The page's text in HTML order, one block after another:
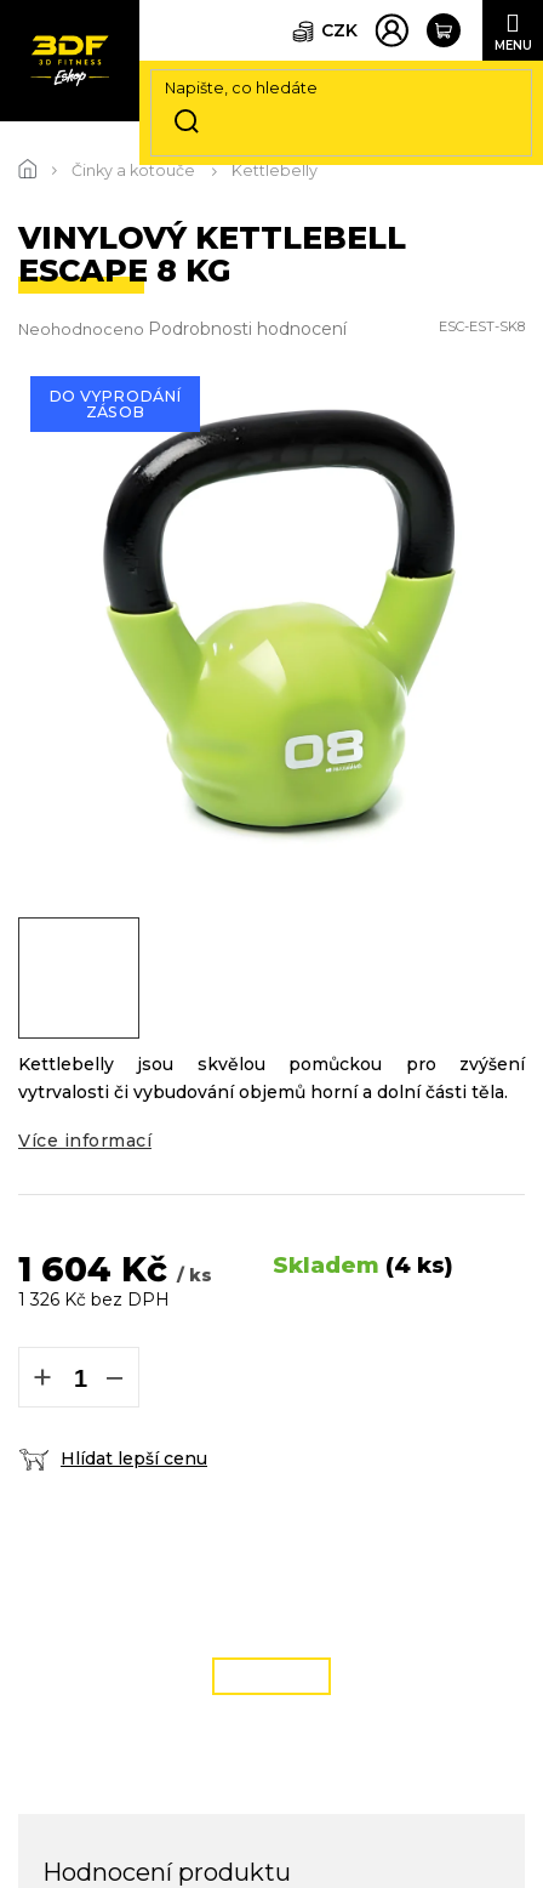
na
CZK
Činky a kotouče Kettlebelly
VINYLOVÝ KETTLEBELL
ESCAPE 8 KG
ESC-EST-SK8
Průměrné
produktu
Neohodnoceno Podrobnosti hodnocení
DO VYPRODÁNÍ
ZÁSOB
1 604 Kč / ks Skladem (4 ks)
1 326 Kč bez DPH
+ −
Hlídat lepší cenu
Kettlebelly jsou skvělou pomůckou pro zvýšení
vytrvalosti či vybudování objemů horní a dolní části těla.
Více informací
Hodnocení produktu